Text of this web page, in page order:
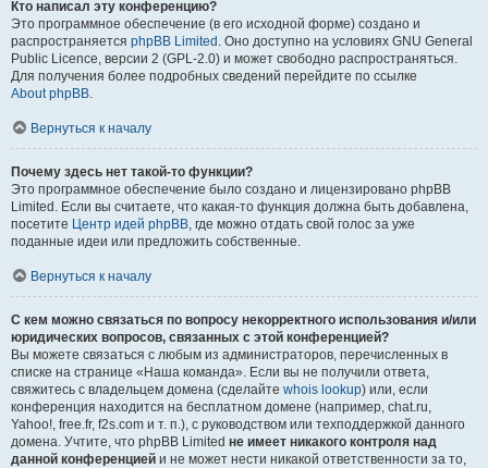
Кто написал эту конференцию?
Это программное обеспечение (в его исходной форме) создано и
распространяется phpBB Limited . Оно доступно на условиях GNU General
Public Licence, версии 2 (GPL-2.0) и может свободно распространяться.
Для получения более подробных сведений перейдите по ссылке
About phpBB.
Вернуться к началу
Почему здесь нет такой-то функции?
Это программное обеспечение было создано и лицензировано phpBB
Limited. Если вы считаете, что какая-то функция должна быть добавлена,
посетите Центр идей phpBB, где можно отдать свой голос за уже
поданные идеи или предложить собственные.
Вернуться к началу
С кем можно связаться по вопросу некорректного использования и/или
юридических вопросов, связанных с этой конференцией?
Вы можете связаться с любым из администраторов, перечисленных в
списке на странице «Наша команда». Если вы не получили ответа,
свяжитесь с владельцем домена (сделайте whois lookup) или, если
конференция находится на бесплатном домене (например, chat.ru,
Yahoo!, free.fr, f2s.com и т. п.), с руководством или техподдержкой данного
домена. Учтите, что phpBB Limited не имеет никакого контроля над
данной конференцией и не может нести никакой ответственности за то,